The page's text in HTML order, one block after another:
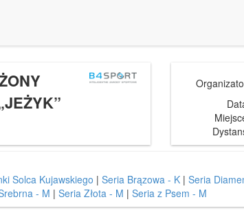
Solca Kujawskiego | Seria Brązowa - K | Seria
- M | Seria Złota - M | Seria z Psem - M